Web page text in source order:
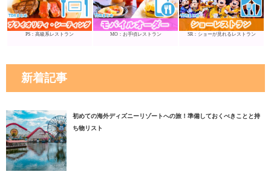
PS：高級系レストラン MO：お手頃レストラン SR：ショーが見れるレストラン
新着記事
初めての海外ディズニーリゾートへの旅！準備しておくべきことと持
ち物リスト